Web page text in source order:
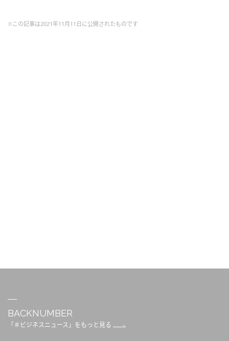
※この記事は2021年11月11日に公開されたものです
BACKNUMBER
「＃ビジネスニュース」をもっと見る